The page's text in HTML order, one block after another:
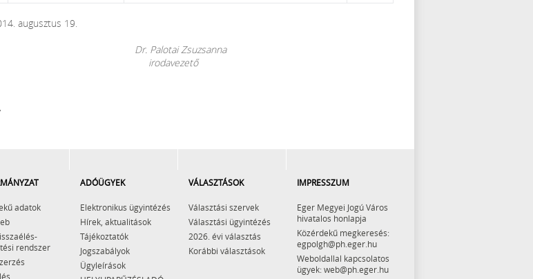
augusztus 19.
Dr. Palotai Zsuzsanna
irodavezető
adatok
rendszer
ADÓÜGYEK
Elektronikus ügyintézés
Hírek, aktualitások
Tájékoztatók
Jogszabályok
Ügyleírások
VÁLASZTÁSOK
Választási szervek
Választási ügyintézés
2026. évi választás
Korábbi választások
IMPRESSZUM
Eger Megyei Jogú Város
hivatalos honlapja
Közérdekű megkeresés:
egpolgh@ph.eger.hu
Weboldallal kapcsolatos
ügyek: web@ph.eger.hu